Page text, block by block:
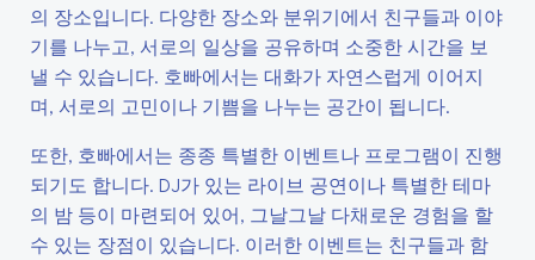
의 장소입니다. 다양한 장소와 분위기에서 친구들과 이야
기를 나누고, 서로의 일상을 공유하며 소중한 시간을 보
낼 수 있습니다. 호빠에서는 대화가 자연스럽게 이어지
며, 서로의 고민이나 기쁨을 나누는 공간이 됩니다.
또한, 호빠에서는 종종 특별한 이벤트나 프로그램이 진행
되기도 합니다. DJ가 있는 라이브 공연이나 특별한 테마
의 밤 등이 마련되어 있어, 그날그날 다채로운 경험을 할
수 있는 장점이 있습니다. 이러한 이벤트는 친구들과 함